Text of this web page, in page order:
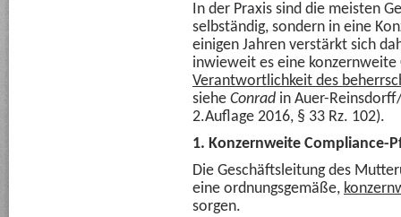
In der Praxis sind die meisten
selbständig, sondern in eine
einigen Jahren verstärkt sich
inwieweit es eine
Verantwortlichkeit des
siehe Conrad in Auer-
2.Auflage 2016, § 33 Rz. 102).
1. Konzernweite Compliance-
Die Geschäftsleitung des
eine ordnungsgemäße,
sorgen.